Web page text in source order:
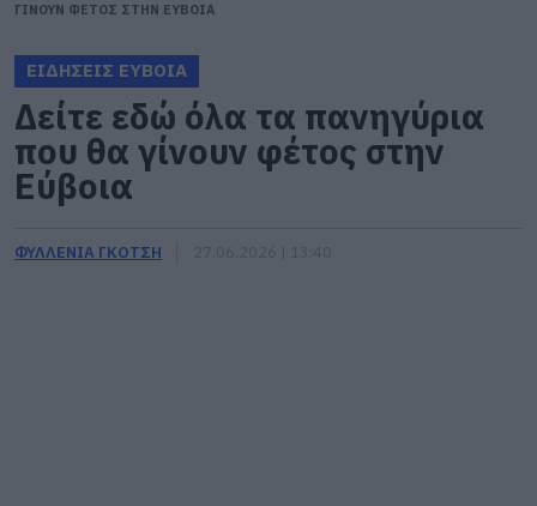
ΓΙΝΟΥΝ ΦΕΤΟΣ ΣΤΗΝ ΕΥΒΟΙΑ
ΕΙΔΗΣΕΙΣ ΕΥΒΟΙΑ
Δείτε εδώ όλα τα πανηγύρια
που θα γίνουν φέτος στην
Εύβοια
ΦΥΛΛΕΝΙΑ ΓΚΟΤΣΗ